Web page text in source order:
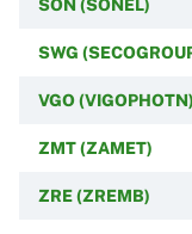
SON (SONEL)
SWG
VGO (VIGOPHOTN)
ZMT (ZAMET)
ZRE (ZREMB)